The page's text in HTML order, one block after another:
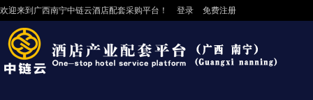
欢迎来到广西南宁中链云酒店配套采购平台！ 登录 免费注册